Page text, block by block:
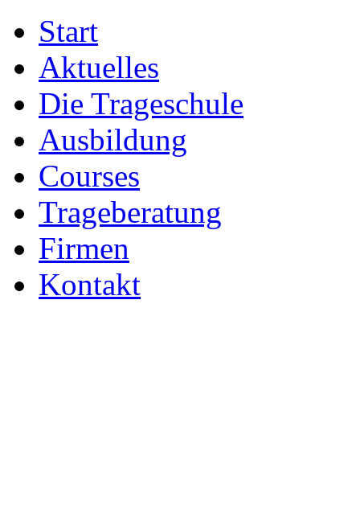
Start
Aktuelles
Die Trageschule
Ausbildung
Courses
Trageberatung
Firmen
Kontakt